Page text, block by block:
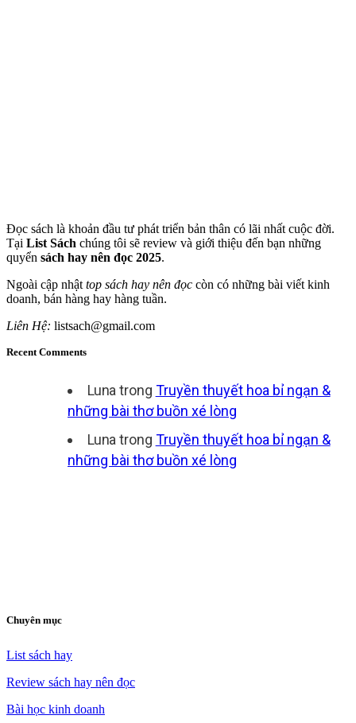
Đọc sách là khoản đầu tư phát triển bản thân có lãi nhất cuộc đời.
Tại List Sách chúng tôi sẽ review và giới thiệu đến bạn những
quyển sách hay nên đọc 2025.
Ngoài cập nhật top sách hay nên đọc còn có những bài viết kinh
doanh, bán hàng hay hàng tuần.
Liên Hệ: listsach@gmail.com
Recent Comments
Luna trong Truyền thuyết hoa bỉ ngạn &
những bài thơ buồn xé lòng
Luna trong Truyền thuyết hoa bỉ ngạn &
những bài thơ buồn xé lòng
Chuyên mục
List sách hay
Review sách hay nên đọc
Bài học kinh doanh